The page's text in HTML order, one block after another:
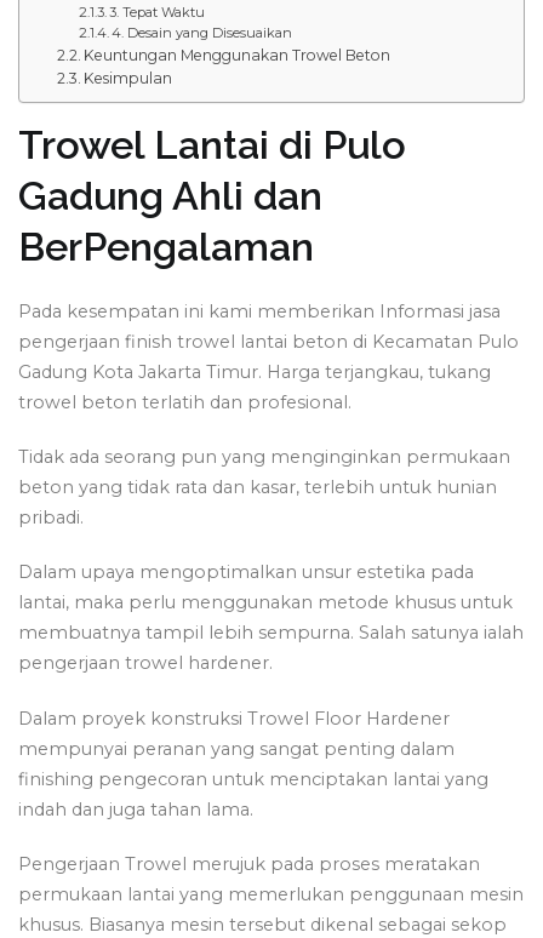
3. Tepat Waktu
4. Desain yang Disesuaikan
Keuntungan Menggunakan Trowel Beton
Kesimpulan
Trowel Lantai di Pulo
Gadung Ahli dan
BerPengalaman
Pada kesempatan ini kami memberikan Informasi jasa
pengerjaan finish trowel lantai beton di Kecamatan Pulo
Gadung Kota Jakarta Timur. Harga terjangkau, tukang
trowel beton terlatih dan profesional.
Tidak ada seorang pun yang menginginkan permukaan
beton yang tidak rata dan kasar, terlebih untuk hunian
pribadi.
Dalam upaya mengoptimalkan unsur estetika pada
lantai, maka perlu menggunakan metode khusus untuk
membuatnya tampil lebih sempurna. Salah satunya ialah
pengerjaan trowel hardener.
Dalam proyek konstruksi Trowel Floor Hardener
mempunyai peranan yang sangat penting dalam
finishing pengecoran untuk menciptakan lantai yang
indah dan juga tahan lama.
Pengerjaan Trowel merujuk pada proses meratakan
permukaan lantai yang memerlukan penggunaan mesin
khusus. Biasanya mesin tersebut dikenal sebagai sekop